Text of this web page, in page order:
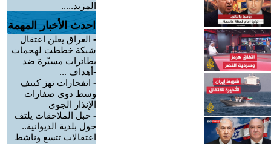
المزيد.....
احدث الأخبار المهمة
- العراق يعلن اعتقال
شبكة خططت لهجمات
بطائرات مسيّرة ضد
-أهداف ...
- انفجارات تهز كييف
وسط دوي صفارات
الإنذار الجوي
- حبل الملاحقات يلتف
حول بلدية الديوانية..
اعتقالات تتسع وناشط